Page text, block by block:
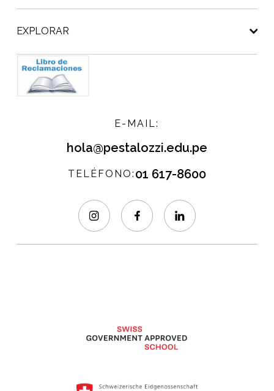
EXPLORAR
E-MAIL:
hola@pestalozzi.edu.pe
TELÉFONO: 01 617-8600